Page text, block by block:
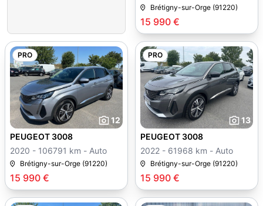
15 990 €
Brétigny-sur-Orge (91220)
PRO
12
15 990 €
PEUGEOT 3008
2020 - 106791 km - Auto
Brétigny-sur-Orge (91220)
PRO
13
15 990 €
PEUGEOT 3008
2022 - 61968 km - Auto
Brétigny-sur-Orge (91220)